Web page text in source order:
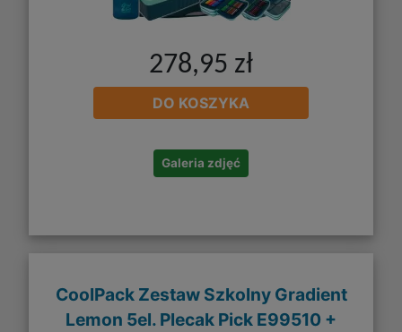
278,95 zł
DO KOSZYKA
Galeria zdjęć
CoolPack Zestaw Szkolny Gradient
Lemon 5el. Plecak Pick E99510 +